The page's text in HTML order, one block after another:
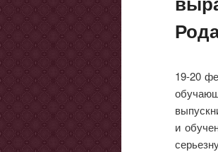
19-20
и